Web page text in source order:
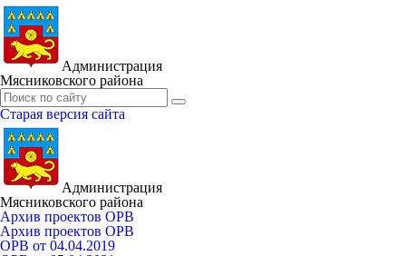
Администрация
Мясниковского района
Старая версия сайта
Администрация
Мясниковского района
Архив проектов ОРВ
Архив проектов ОРВ
ОРВ от 04.04.2019